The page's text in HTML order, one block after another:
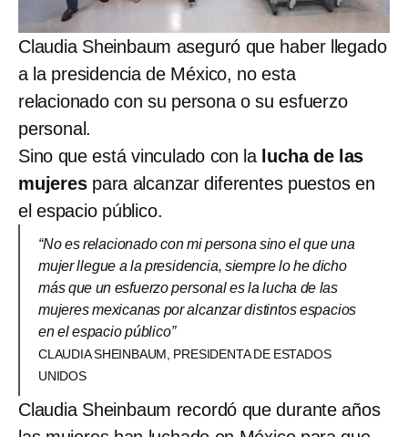
Claudia Sheinbaum aseguró que haber llegado
a la presidencia de México, no esta
relacionado con su persona o su esfuerzo
personal.
Sino que está vinculado con la lucha de las
mujerespara alcanzar diferentes puestos en
el espacio público.
“No es relacionado con mi persona sino el que una
mujer llegue a la presidencia, siempre lo he dicho
más que un esfuerzo personal es la lucha de las
mujeres mexicanas por alcanzar distintos espacios
en el espacio público”
CLAUDIA SHEINBAUM, PRESIDENTA DE ESTADOS
UNIDOS
Claudia Sheinbaum recordó que durante años